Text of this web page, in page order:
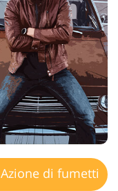
Azione di fumetti